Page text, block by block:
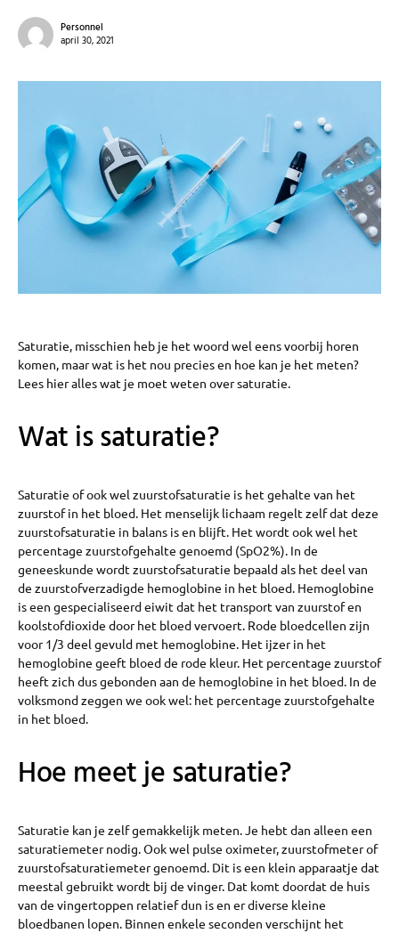
Personnel
april 30, 2021
Saturatie, misschien heb je het woord wel eens voorbij horen
komen, maar wat is het nou precies en hoe kan je het meten?
Lees hier alles wat je moet weten over saturatie.
Wat is saturatie?
Saturatie of ook wel zuurstofsaturatie is het gehalte van het
zuurstof in het bloed. Het menselijk lichaam regelt zelf dat deze
zuurstofsaturatie in balans is en blijft. Het wordt ook wel het
percentage zuurstofgehalte genoemd (SpO2%). In de
geneeskunde wordt zuurstofsaturatie bepaald als het deel van
de zuurstofverzadigde hemoglobine in het bloed. Hemoglobine
is een gespecialiseerd eiwit dat het transport van zuurstof en
koolstofdioxide door het bloed vervoert. Rode bloedcellen zijn
voor 1/3 deel gevuld met hemoglobine. Het ijzer in het
hemoglobine geeft bloed de rode kleur. Het percentage zuurstof
heeft zich dus gebonden aan de hemoglobine in het bloed. In de
volksmond zeggen we ook wel: het percentage zuurstofgehalte
in het bloed.
Hoe meet je saturatie?
Saturatie kan je zelf gemakkelijk meten. Je hebt dan alleen een
saturatiemeter nodig. Ook wel pulse oximeter, zuurstofmeter of
zuurstofsaturatiemeter genoemd. Dit is een klein apparaatje dat
meestal gebruikt wordt bij de vinger. Dat komt doordat de huis
van de vingertoppen relatief dun is en er diverse kleine
bloedbanen lopen. Binnen enkele seconden verschijnt het